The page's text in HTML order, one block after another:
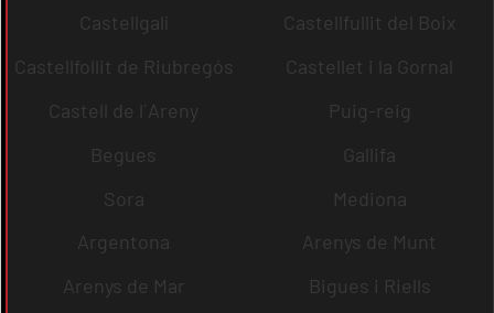
Castellgalí
Castellfullit del Boix
Castellfollit de Riubregós
Castellet i la Gornal
Castell de l´Areny
Puig-reig
Begues
Gallifa
Sora
Mediona
Argentona
Arenys de Munt
Arenys de Mar
Bigues i Riells